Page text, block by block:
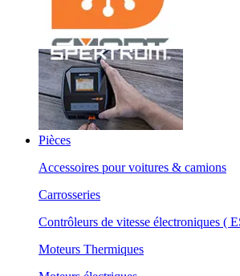
Pièces
Accessoires pour voitures & camions
Carrosseries
Contrôleurs de vitesse électroniques (
Moteurs Thermiques